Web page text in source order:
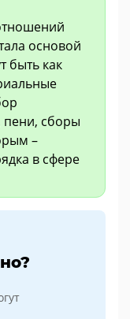
основой
быть как
пени, сборы
–
в сфере